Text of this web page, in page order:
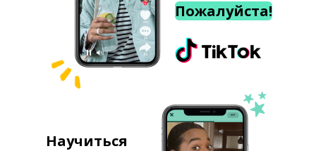
Пожалуйста!
Научиться